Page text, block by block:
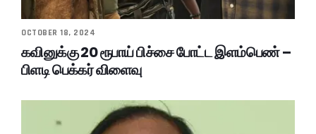
OCTOBER 18, 2024
கவினுக்கு 20 ரூபாய் பிச்சை போட்ட இளம்பெண் –
பிளடி பெக்கர் விளைவு